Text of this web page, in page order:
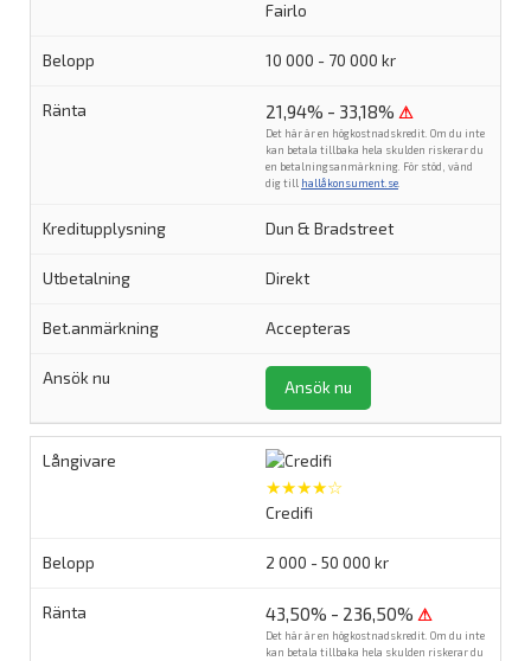
Fairlo
10 000 - 70 000 kr
21,94% - 33,18% ⚠
Det här är en högkostnadskredit. Om du inte
kan betala tillbaka hela skulden riskerar du
en betalningsanmärkning. För stöd, vänd
dig till hallåkonsument.se.
Dun & Bradstreet
Direkt
Accepteras
Ansök nu
★★★★☆
Credifi
2 000 - 50 000 kr
43,50% - 236,50% ⚠
Det här är en högkostnadskredit. Om du inte
kan betala tillbaka hela skulden riskerar du